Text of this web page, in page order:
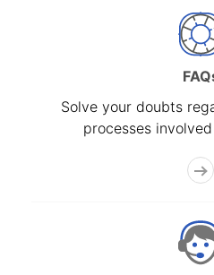
Solve your doubts
processes